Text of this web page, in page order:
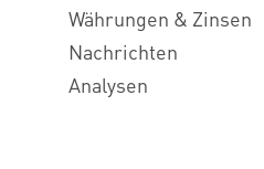
Währungen & Zinsen
Nachrichten
Analysen